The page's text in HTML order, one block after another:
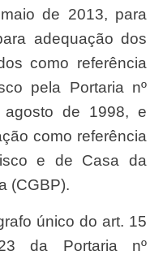
de 2013, para
adequação dos
como referência
pela Portaria nº
agosto de 1998, e
como referência
e de Casa da
(CGBP).
da Portaria nº